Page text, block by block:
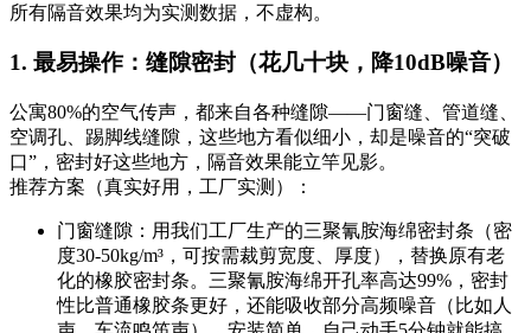
所有隔音效果均为实测数据，不虚构。
1. 最易操作：缝隙密封（花几十块，降10dB噪音）
公寓80%的空气传声，都来自各种缝隙——门窗缝、管道缝、
空调孔、踢脚线缝隙，这些地方看似细小，却是噪音的“突破
口”，密封好这些地方，隔音效果能立竿见影。
推荐方案（真实好用，工厂实测）：
门窗缝隙：用我们工厂生产的三聚氰胺海绵密封条（密
度30-50kg/m³，可按需裁剪宽度、厚度），替换原有老
化的橡胶密封条。三聚氰胺海绵开孔率高达99%，密封
性比普通橡胶条更好，还能吸收部分高频噪音（比如人